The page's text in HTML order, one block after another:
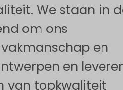
We staan in
om ons
en
en
van topkwaliteit